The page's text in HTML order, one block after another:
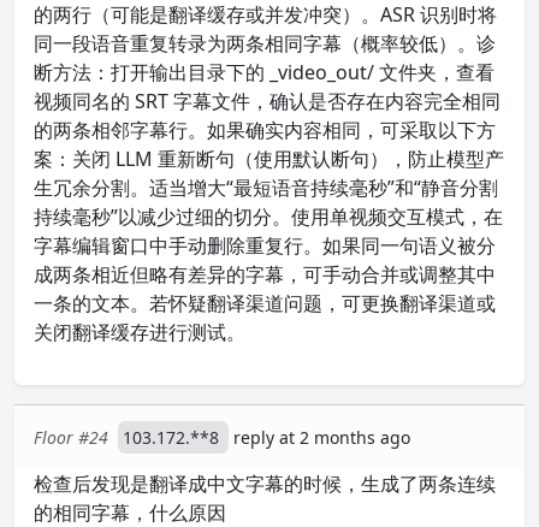
的两行（可能是翻译缓存或并发冲突）。ASR 识别时将
同一段语音重复转录为两条相同字幕（概率较低）。诊
断方法：打开输出目录下的 _video_out/ 文件夹，查看
视频同名的 SRT 字幕文件，确认是否存在内容完全相同
的两条相邻字幕行。如果确实内容相同，可采取以下方
案：关闭 LLM 重新断句（使用默认断句），防止模型产
生冗余分割。适当增大“最短语音持续毫秒”和“静音分割
持续毫秒”以减少过细的切分。使用单视频交互模式，在
字幕编辑窗口中手动删除重复行。如果同一句语义被分
成两条相近但略有差异的字幕，可手动合并或调整其中
一条的文本。若怀疑翻译渠道问题，可更换翻译渠道或
关闭翻译缓存进行测试。
Floor #24 103.172.**8 reply at 2 months ago
检查后发现是翻译成中文字幕的时候，生成了两条连续
的相同字幕，什么原因